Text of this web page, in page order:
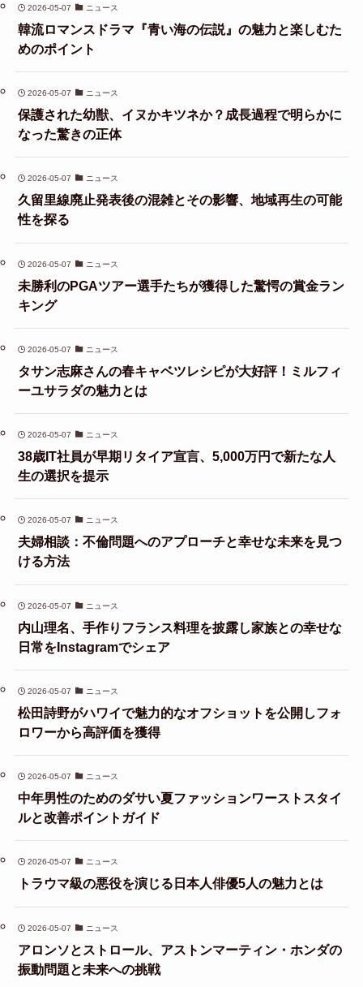
2026-05-07 ニュース
韓流ロマンスドラマ『青い海の伝説』の魅力と楽しむた
めのポイント
2026-05-07 ニュース
保護された幼獣、イヌかキツネか？成長過程で明らかに
なった驚きの正体
2026-05-07 ニュース
久留里線廃止発表後の混雑とその影響、地域再生の可能
性を探る
2026-05-07 ニュース
未勝利のPGAツアー選手たちが獲得した驚愕の賞金ラン
キング
2026-05-07 ニュース
タサン志麻さんの春キャベツレシピが大好評！ミルフィ
ーユサラダの魅力とは
2026-05-07 ニュース
38歳IT社員が早期リタイア宣言、5,000万円で新たな人
生の選択を提示
2026-05-07 ニュース
夫婦相談：不倫問題へのアプローチと幸せな未来を見つ
ける方法
2026-05-07 ニュース
内山理名、手作りフランス料理を披露し家族との幸せな
日常をInstagramでシェア
2026-05-07 ニュース
松田詩野がハワイで魅力的なオフショットを公開しフォ
ロワーから高評価を獲得
2026-05-07 ニュース
中年男性のためのダサい夏ファッションワーストスタイ
ルと改善ポイントガイド
2026-05-07 ニュース
トラウマ級の悪役を演じる日本人俳優5人の魅力とは
2026-05-07 ニュース
アロンソとストロール、アストンマーティン・ホンダの
振動問題と未来への挑戦